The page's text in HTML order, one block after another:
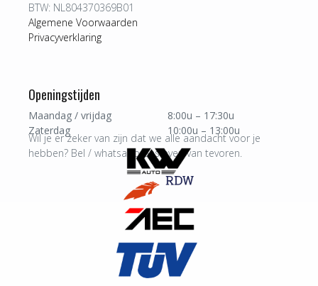
BTW: NL804370369B01
Algemene Voorwaarden
Privacyverklaring
Openingstijden
Maandag / vrijdag
8:00u – 17:30u
Zaterdag
10:00u – 13:00u
Wil je er zeker van zijn dat we alle aandacht voor je
hebben? Bel / whatsapp ons even van tevoren.